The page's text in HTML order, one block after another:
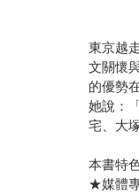
東京越
文關懷
的優勢
她說：
宅、大
本書特
★媒體